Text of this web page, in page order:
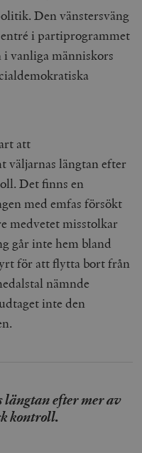
Den vänstersväng
i partiprogrammet
i vanliga människors
att
väljarnas längtan efter
Det finns en
med emfas försökt
medvetet misstolkar
går inte hem bland
för att flytta bort från
nämnde
inte den
längtan efter mer av
kontroll.